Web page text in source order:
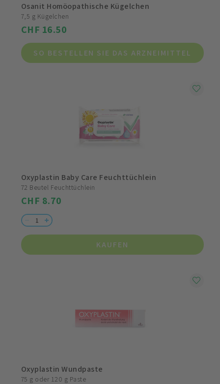
Osanit Homöopathische Kügelchen
7,5 g Kügelchen
CHF 16.50
SO BESTELLEN SIE DAS ARZNEIMITTEL
Oxyplastin Baby Care Feuchttüchlein
72 Beutel Feuchttüchlein
CHF 8.70
KAUFEN
Oxyplastin Wundpaste
75 g oder 120 g Paste